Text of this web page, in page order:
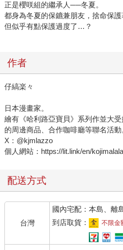
正是櫻咲組的繼承人──冬夏。
都身為冬夏的保鑣兼朋友，捨命保護
但似乎有點保護過度了…？
作者
仔縞楽々
日本漫畫家。
繪有《哈利路亞寶貝》系列作並大
的周邊商品、合作咖啡廳等聯名活動
X：@kjmlazzo
個人網站：https://lit.link/en/kojimalala
配送方式
台灣
國內宅配：本島、離
到店取貨：
不限金